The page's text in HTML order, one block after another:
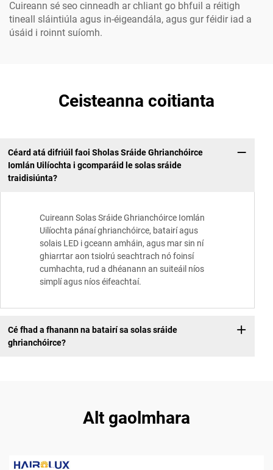
Cuireann sé seo cinneadh ar chliant go bhfuil a réitigh
tineall sláintiúla agus in-éigeandála, agus gur féidir iad a
úsáid i roinnt suíomh.
Ceisteanna coitianta
Céard atá difriúil faoi Sholas Sráide Ghrianchóirce
Iomlán Uilíochta i gcomparáid le solas sráide
traidisiúnta?
Cuireann Solas Sráide Ghrianchóirce Iomlán
Uilíochta pánaí ghrianchóirce, batairí agus
solais LED i gceann amháin, agus mar sin ní
ghiarrtar aon tsiolrú seachtrach nó foinsí
cumhachta, rud a dhéanann an suiteáil níos
simplí agus níos éifeachtaí.
Cé fhad a fhanann na batairí sa solas sráide
ghrianchóirce?
Alt gaolmhara